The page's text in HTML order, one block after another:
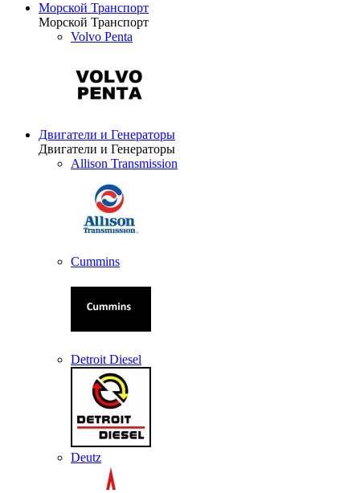
Морской Транспорт
Морской Транспорт
Volvo Penta
Двигатели и Генераторы
Двигатели и Генераторы
Allison Transmission
Cummins
Detroit Diesel
Deutz